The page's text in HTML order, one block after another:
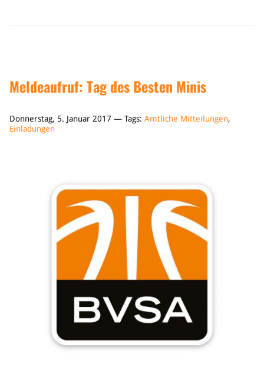
Meldeaufruf: Tag des Besten Minis
Donnerstag, 5. Januar 2017 — Tags: Amtliche Mitteilungen,
Einladungen